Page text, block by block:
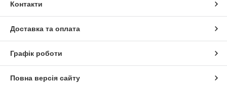
Контакти
Доставка та оплата
Графік роботи
Повна версія сайту